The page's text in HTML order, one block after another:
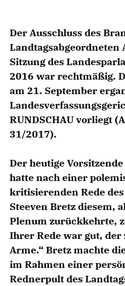
Der Ausschluss des
Landtagsabgeordneten
Sitzung des
2016 war rechtmäßig.
am 21. September
RUNDSCHAU vorliegt
31/2017).
Der heutige
hatte nach einer
kritisierenden Rede
Steeven Bretz diesem,
Plenum zurückkehrte,
Ihrer Rede war gut, der
Arme.“ Bretz machte
im Rahmen einer
Rednerpult des